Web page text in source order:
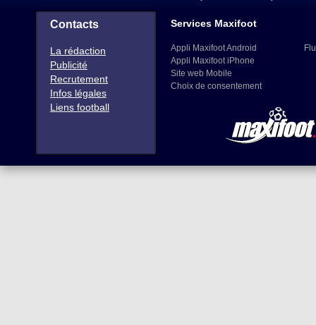
Contacts
La rédaction
Publicité
Recrutement
Infos légales
Liens football
Services Maxifoot
Appli Maxifoot Android
Appli Maxifoot iPhone
Site web Mobile
Choix de consentement